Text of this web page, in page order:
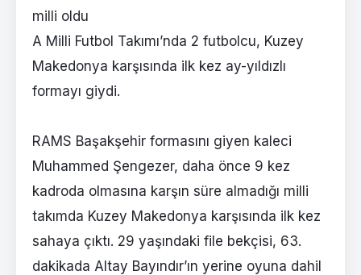
milli oldu
A Milli Futbol Takımı’nda 2 futbolcu, Kuzey
Makedonya karşısında ilk kez ay-yıldızlı
formayı giydi.
RAMS Başakşehir formasını giyen kaleci
Muhammed Şengezer, daha önce 9 kez
kadroda olmasına karşın süre almadığı milli
takımda Kuzey Makedonya karşısında ilk kez
sahaya çıktı. 29 yaşındaki file bekçisi, 63.
dakikada Altay Bayındır’ın yerine oyuna dahil